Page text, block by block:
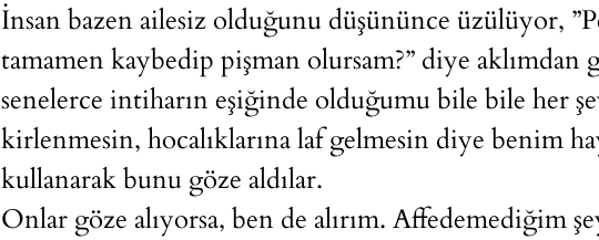
İnsan bazen ailesiz olduğunu düşününce üzülüyor,
tamamen kaybedip pişman olursam?” diye
senelerce intiharın eşiğinde olduğumu bile bile her
kirlenmesin, hocalıklarına laf gelmesin diye benim
kullanarak bunu göze aldılar.
Onlar göze alıyorsa, ben de alırım. Affedemediğim